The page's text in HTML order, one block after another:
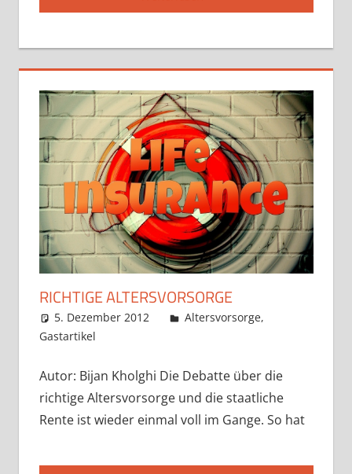
RICHTIGE ALTERSVORSORGE
5. Dezember 2012 admin
Altersvorsorge,
Gastartikel
Autor: Bijan Kholghi Die Debatte über die
richtige Altersvorsorge und die staatliche
Rente ist wieder einmal voll im Gange. So hat